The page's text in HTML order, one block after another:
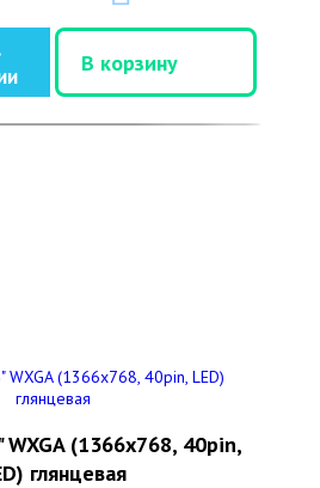
В корзину
(1366x768, 40pin,
глянцевая